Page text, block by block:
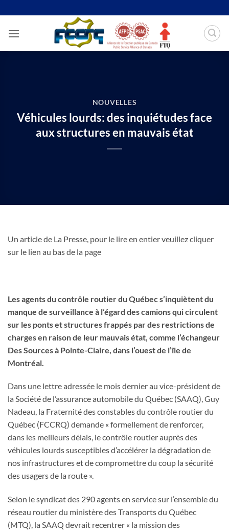
au
contenu
NOUVELLES
Véhicules lourds: des inquiétudes face
aux structures en mauvais état
Un article de La Presse, pour le lire en entier veuillez cliquer
sur le lien au bas de la page
Les agents du contrôle routier du Québec s’inquiètent du
manque de surveillance à l’égard des camions qui circulent
sur les ponts et structures frappés par des restrictions de
charges en raison de leur mauvais état, comme l’échangeur
Des Sources à Pointe-Claire, dans l’ouest de l’île de
Montréal.
Dans une lettre adressée le mois dernier au vice-président de
la Société de l’assurance automobile du Québec (SAAQ), Guy
Nadeau, la Fraternité des constables du contrôle routier du
Québec (FCCRQ) demande « formellement de renforcer,
dans les meilleurs délais, le contrôle routier auprès des
véhicules lourds susceptibles d’accélérer la dégradation de
nos infrastructures et de compromettre du coup la sécurité
des usagers de la route ».
Selon le syndicat des 290 agents en service sur l’ensemble du
réseau routier du ministère des Transports du Québec
(MTQ), la SAAQ devrait recentrer « la mission des